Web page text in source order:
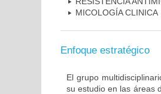
MICOLOGÍA CLINICA
Enfoque estratégico
El grupo
su estudio en las áreas